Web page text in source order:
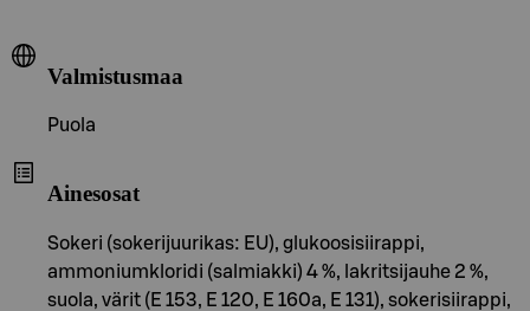
Valmistusmaa
Puola
Ainesosat
Sokeri (sokerijuurikas: EU), glukoosisiirappi,
ammoniumkloridi (salmiakki) 4 %, lakritsijauhe 2 %,
suola, värit (E 153, E 120, E 160a, E 131), sokerisiirappi,